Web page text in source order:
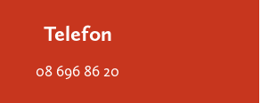
Telefon
08 696 86 20